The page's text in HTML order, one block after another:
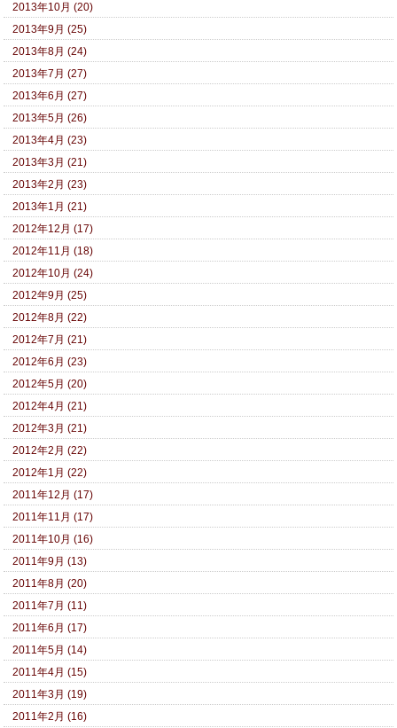
2013年10月 (20)
2013年9月 (25)
2013年8月 (24)
2013年7月 (27)
2013年6月 (27)
2013年5月 (26)
2013年4月 (23)
2013年3月 (21)
2013年2月 (23)
2013年1月 (21)
2012年12月 (17)
2012年11月 (18)
2012年10月 (24)
2012年9月 (25)
2012年8月 (22)
2012年7月 (21)
2012年6月 (23)
2012年5月 (20)
2012年4月 (21)
2012年3月 (21)
2012年2月 (22)
2012年1月 (22)
2011年12月 (17)
2011年11月 (17)
2011年10月 (16)
2011年9月 (13)
2011年8月 (20)
2011年7月 (11)
2011年6月 (17)
2011年5月 (14)
2011年4月 (15)
2011年3月 (19)
2011年2月 (16)